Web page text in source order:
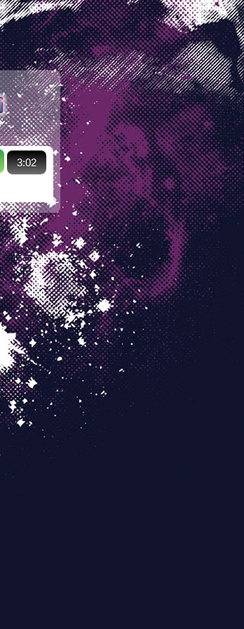
mp3sklad.ru/poisk.php on line 110 Warning:
or directory in /ssd/www/mp3sklad.ru/poisk.php
3:02